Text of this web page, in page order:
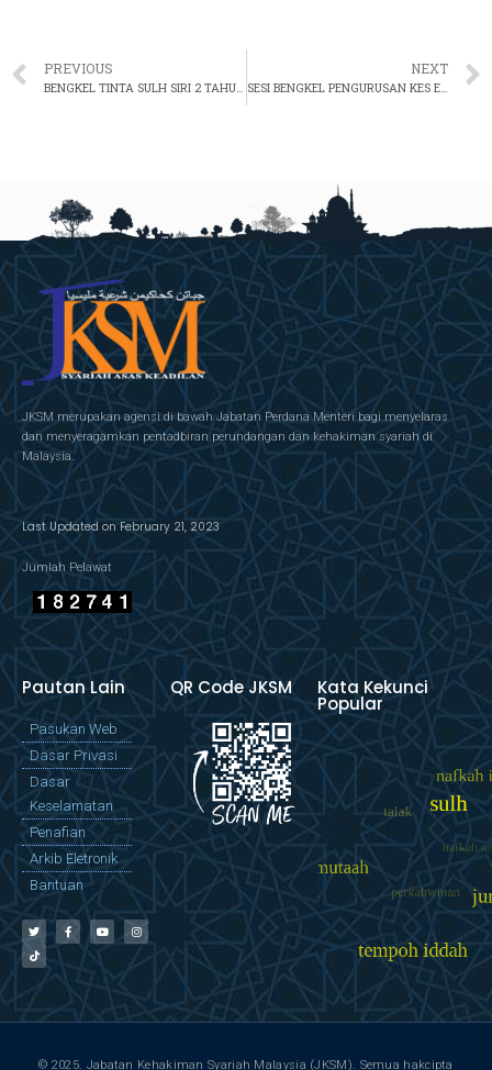
PREVIOUS
BENGKEL TINTA SULH SIRI 2 TAHUN 2023
NEXT
SESI BENGKEL PENGURUSAN KES ESV3 (MODUL PENDAFTARAN/PENGURISAN KES,SEMAKAN,RAYUAN DAN PENGURUSAN DOKUMEN) ZON 1 TAHUN 2023
JKSM merupakan agensi di bawah Jabatan Perdana Menteri bagi menyelaras
dan menyeragamkan pentadbiran perundangan dan kehakiman syariah di
Malaysia.
Last Updated on February 21, 2023
Jumlah Pelawat
Pautan Lain
Pasukan Web
Dasar Privasi
Dasar
Keselamatan
Penafian
Arkib Eletronik
Bantuan
QR Code JKSM Kata Kekunci
Popular
© 2025. Jabatan Kehakiman Syariah Malaysia (JKSM). Semua hakcipta